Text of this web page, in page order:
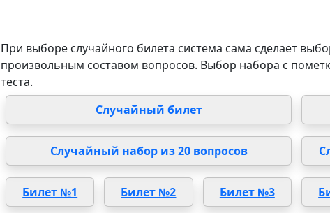
При выборе случайного билета система сама сделает
произвольным составом вопросов. Выбор набора с
теста.
Случайный билет
Случайный набор из 20 вопросов
Билет №1 Билет №2 Билет №3